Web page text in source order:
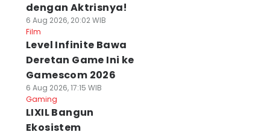
dengan Aktrisnya!
6 Aug 2026, 20:02 WIB
Film
Level Infinite Bawa
Deretan Game Ini ke
Gamescom 2026
6 Aug 2026, 17:15 WIB
Gaming
LIXIL Bangun
Ekosistem